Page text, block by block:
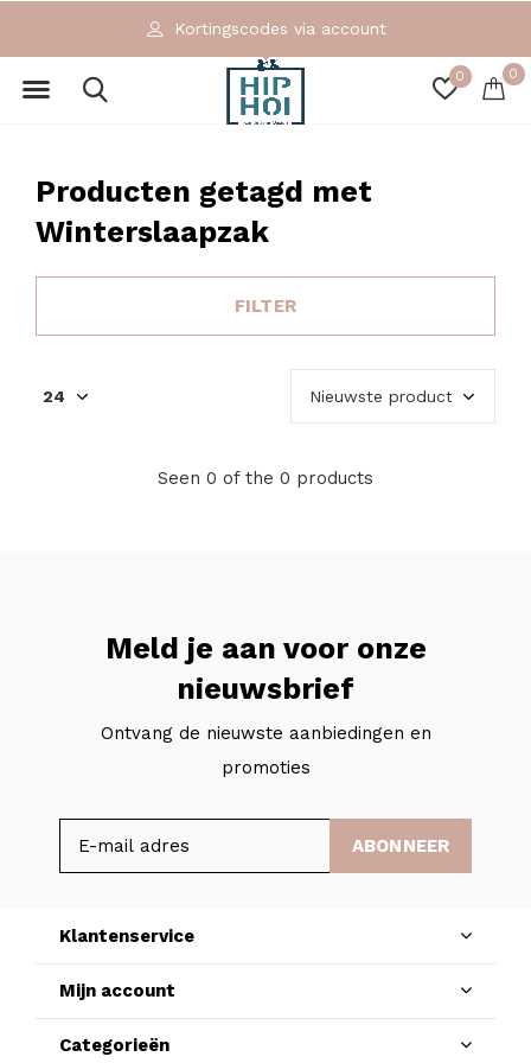
0 0
Kortingscodes via account
Producten getagd met
Winterslaapzak
FILTER
Seen 0 of the 0 products
Meld je aan voor onze
nieuwsbrief
Ontvang de nieuwste aanbiedingen en
promoties
ABONNEER
Klantenservice
Mijn account
Categorieën